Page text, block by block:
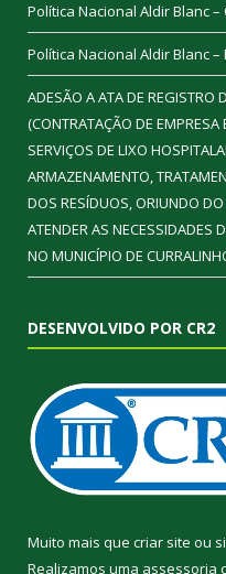
Política Nacional Aldir Blanc –
Política Nacional Aldir Blanc –
ADESÃO A ATA DE REGISTRO
(CONTRATAÇÃO DE EMPRESA
SERVIÇOS DE LIXO
ARMAZENAMENTO,
DOS RESÍDUOS, ORIUNDO
ATENDER AS NECESSIDADES
NO MUNICÍPIO DE
DESENVOLVIDO POR CR2
Muito mais que criar site ou
Realizamos uma assessoria